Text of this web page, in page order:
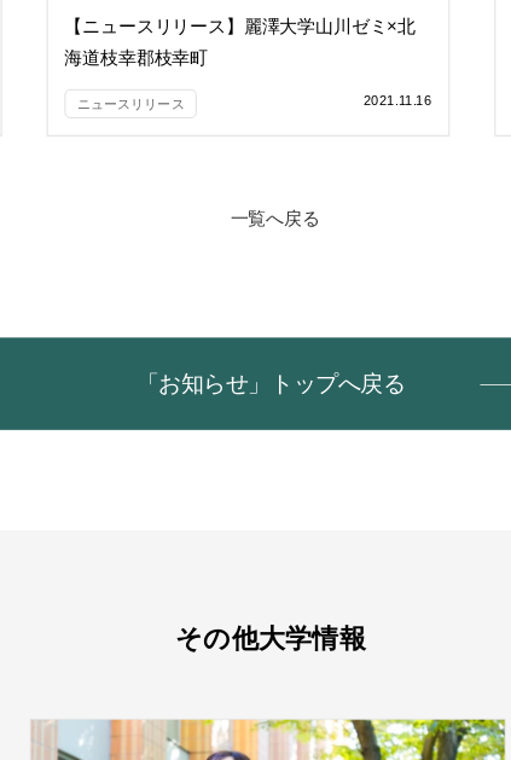
【ニュースリリース】麗澤大学山川ゼミ×北
海道枝幸郡枝幸町
ふるさと納税PR・お祭り活性化アイディア提
案
ニュースリリース 2021.11.16
一覧へ戻る
「お知らせ」トップへ戻る
その他大学情報